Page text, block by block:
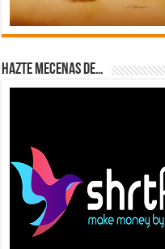
Hazte Mecenas de…